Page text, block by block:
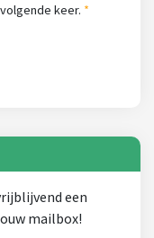
keer.
een
mailbox!